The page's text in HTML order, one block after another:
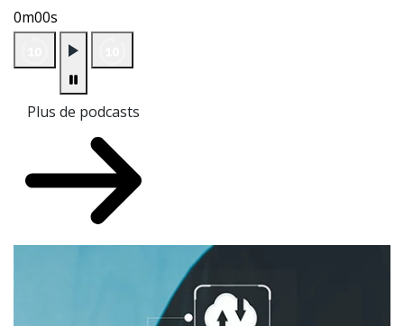
0m00s
Plus de podcasts